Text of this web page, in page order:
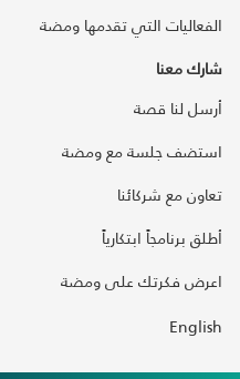
الفعاليات التي تقدمها ومضة
شارك معنا
أرسل لنا قصة
استضف جلسة مع ومضة
تعاون مع شركائنا
أطلق برنامجاً ابتكارياً
اعرض فكرتك على ومضة
English